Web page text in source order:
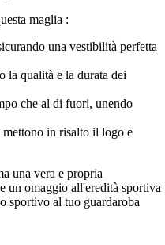
maglia :
una vestibilità perfetta
la qualità e la durata dei
che al di fuori, unendo
in risalto il logo e
una vera e propria
un omaggio all'eredità sportiva
sportivo al tuo guardaroba